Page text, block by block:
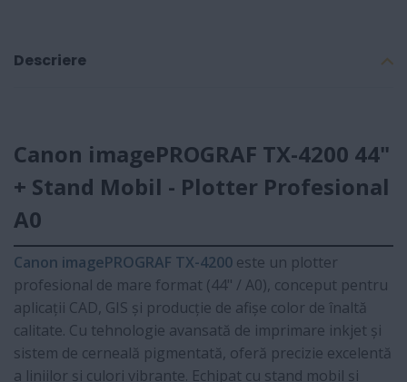
Descriere
Canon imagePROGRAF TX-4200 44"
+ Stand Mobil - Plotter Profesional
A0
Canon imagePROGRAF TX-4200 este un plotter
profesional de mare format (44" / A0), conceput pentru
aplicații CAD, GIS și producție de afișe color de înaltă
calitate. Cu tehnologie avansată de imprimare inkjet și
sistem de cerneală pigmentată, oferă precizie excelentă
a liniilor și culori vibrante. Echipat cu stand mobil și